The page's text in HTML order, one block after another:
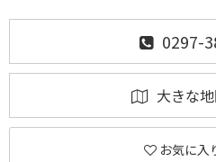
0297-
大きな
お気に入